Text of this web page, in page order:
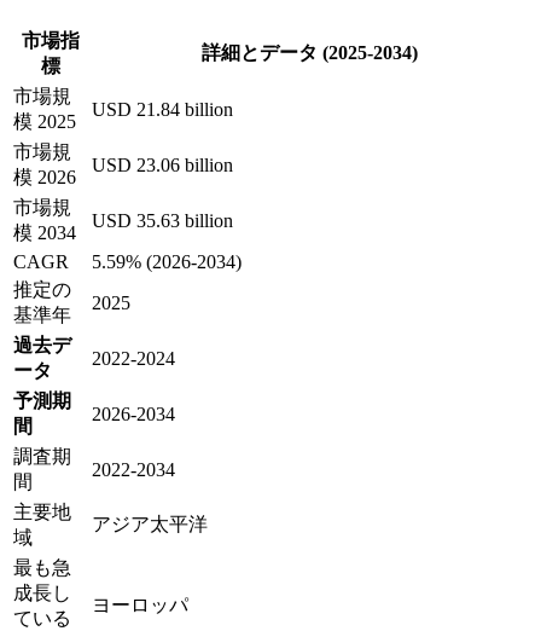
市場指
標
詳細とデータ (2025-2034)
市場規
模 2025
USD 21.84 billion
市場規
模 2026
USD 23.06 billion
市場規
模 2034
USD 35.63 billion
CAGR
5.59% (2026-2034)
推定の
基準年
2025
過去デ
ータ
2022-2024
予測期
間
2026-2034
調査期
間
2022-2034
主要地
域
アジア太平洋
最も急
成長し
ている
ヨーロッパ